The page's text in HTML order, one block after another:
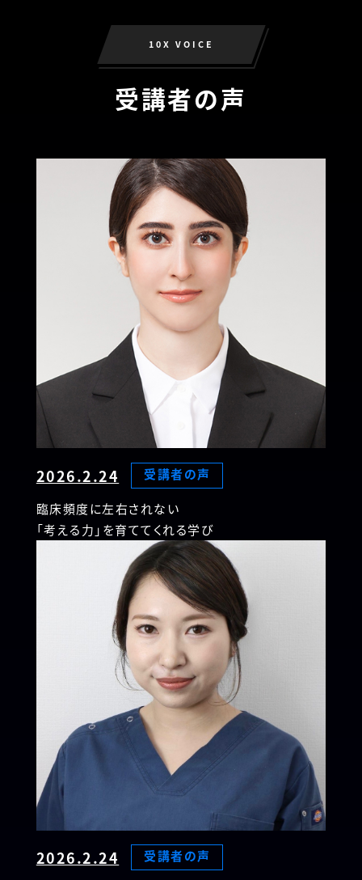
10X VOICE
受講者の声
2026.2.24 受講者の声
臨床頻度に左右されない
「考える力」を育ててくれる学び
2026.2.24 受講者の声